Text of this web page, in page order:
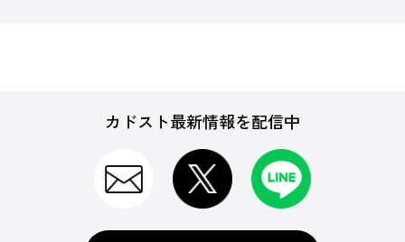
カドスト最新情報を配信中